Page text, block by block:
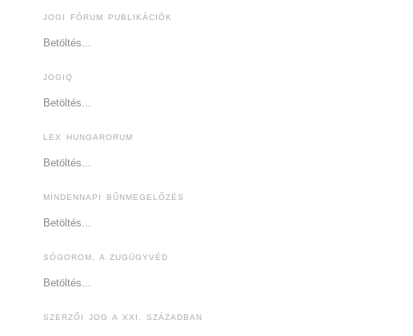
JOGI FÓRUM PUBLIKÁCIÓK
Betöltés...
JOGIQ
Betöltés...
LEX HUNGARORUM
Betöltés...
MINDENNAPI BŰNMEGELŐZÉS
Betöltés...
SÓGOROM, A ZUGÜGYVÉD
Betöltés...
SZERZŐI JOG A XXI. SZÁZADBAN